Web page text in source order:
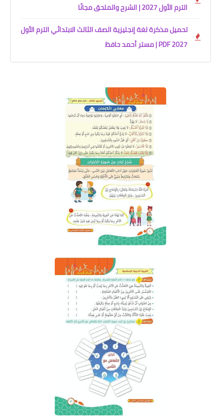
الترم الأول 2027 | الشرح والملحق مجانًا
تحميل مذكرة لغة إنجليزية الصف الثالث الابتدائي الترم الأول
2027 PDF | مستر أحمد حافظ